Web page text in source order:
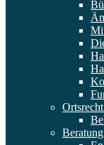
Beratung